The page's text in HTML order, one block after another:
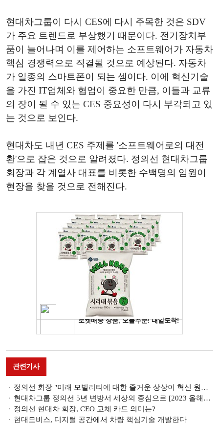
현대차그룹이 다시 CES에 다시 주목한 것은 SDV
가 주요 트렌드로 부상했기 때문이다. 전기장치부
품이 늘어나며 이를 제어하는 소프트웨어가 자동차
핵심 경쟁력으로 직결될 것으로 예상된다. 자동차
가 일종의 스마트폰이 되는 셈이다. 이에 혁신기술
을 가진 IT업체와 협업이 중요한 만큼, 이들과 교류
의 장이 될 수 있는 CES 중요성이 다시 부각되고 있
는 것으로 보인다.
현대차도 내년 CES 주제를 '소프트웨어로의 대전
환'으로 잡은 것으로 알려졌다. 정의선 현대차그룹
회장과 각 계열사 대표를 비롯한 수백명의 임원이
현장을 찾을 것으로 전해진다.
관련기사
정의선 회장 "미래 모빌리티에 대한 즐거운 상상이 혁신 원동력"
현대차그룹 정의선 5년 변방서 세상의 중심으로 [2023 올해의 CEO]
정의선 현대차 회장, CEO 교체 카드 의미는?
현대모비스, 디지털 공간에서 차량 핵심기술 개발한다